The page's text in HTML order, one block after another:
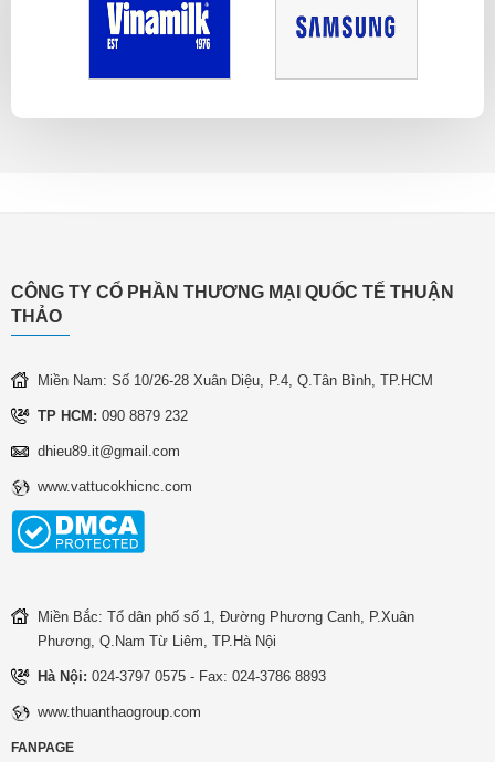
CÔNG TY CỔ PHẦN THƯƠNG MẠI QUỐC TẾ THUẬN
THẢO
Miền Nam: Số 10/26-28 Xuân Diệu, P.4, Q.Tân Bình, TP.HCM
TP HCM: 090 8879 232
dhieu89.it@gmail.com
www.vattucokhicnc.com
Miền Bắc: Tổ dân phố số 1, Đường Phương Canh, P.Xuân
Phương, Q.Nam Từ Liêm, TP.Hà Nội
Hà Nội: 024-3797 0575 - Fax: 024-3786 8893
www.thuanthaogroup.com
FANPAGE